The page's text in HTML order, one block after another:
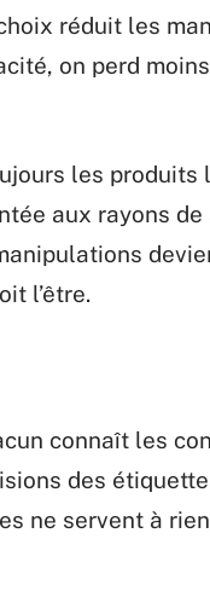
réduit les
on perd
les produits
aux rayons
l’être.
connaît les
des
ne servent à